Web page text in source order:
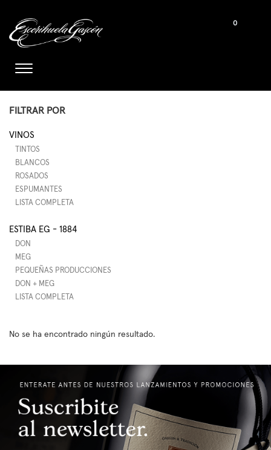
0
FILTRAR POR
VINOS
TINTOS
BLANCOS
ROSADOS
ESPUMANTES
LISTA COMPLETA
ESTIBA EG - 1884
DON
MEG
PEQUEÑAS PRODUCCIONES
DON + MEG
LISTA COMPLETA
No se ha encontrado ningún resultado.